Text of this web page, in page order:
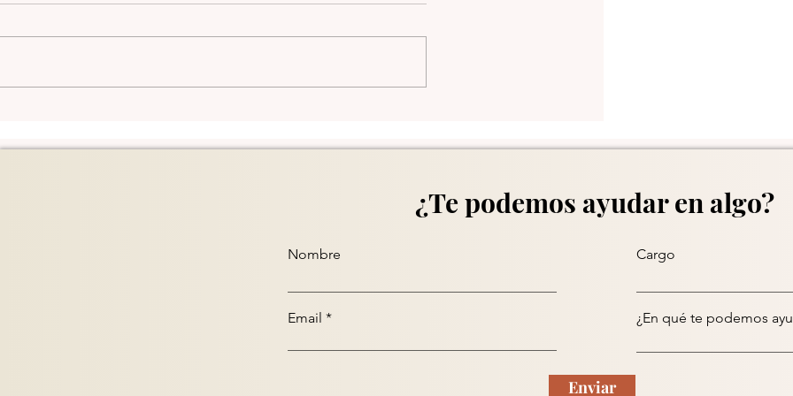
Los Paisas
Comuna 13 en Medellín
¿Te podemos ayudar en algo?
Nombre
Email
Cargo
¿En qué te podemos
Enviar